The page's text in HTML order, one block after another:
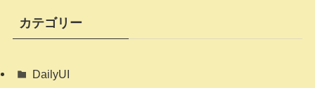
カテゴリー
DailyUI